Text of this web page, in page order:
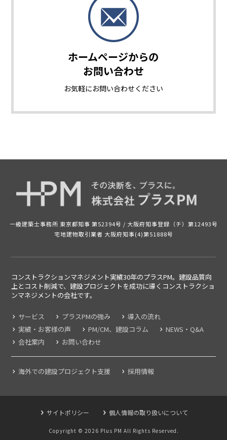
ホームページからの
お問い合わせ
お気軽にお問い合わせください
一級建築士事務所 東京都知事 第52394号 / 大阪府知事登録（チ）第12493号
宅地建物取引業者 大阪府知事(4)第51888号
コンストラクションマネジメント実績30年のプラスPM。建設品質向
上とコスト削減で、建設プロジェクトを成功に導くコンストラクショ
ンマネジメントの会社です。
サービス プラスPMの強み
導入の流れ
実績・お客様の声
PM/CM、建設コラム
NEWS・Q&A
会社案内
お問い合わせ
海外での建設プロジェクト支援 採用情報
サイトポリシー 個人情報の取り扱いについて
Copyright © 2026 Plus PM All Rights Reserved.